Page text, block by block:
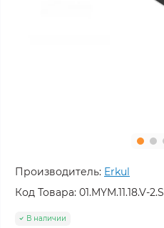
Производитель: Erkul
Код Товара: 01.MYM.11.18.V-2.S
В наличии